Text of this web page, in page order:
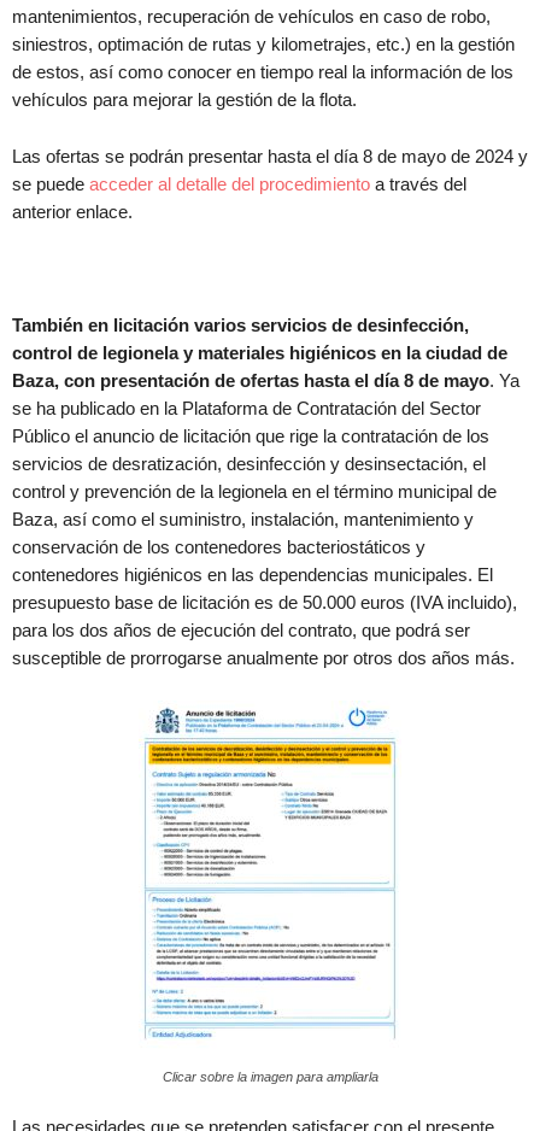
mantenimientos, recuperación de vehículos en caso de robo,
siniestros, optimación de rutas y kilometrajes, etc.) en la gestión
de estos, así como conocer en tiempo real la información de los
vehículos para mejorar la gestión de la flota.
Las ofertas se podrán presentar hasta el día 8 de mayo de 2024 y
se puede acceder al detalle del procedimiento a través del
anterior enlace.
También en licitación varios servicios de desinfección,
control de legionela y materiales higiénicos en la ciudad de
Baza, con presentación de ofertas hasta el día 8 de mayo. Ya
se ha publicado en la Plataforma de Contratación del Sector
Público el anuncio de licitación que rige la contratación de los
servicios de desratización, desinfección y desinsectación, el
control y prevención de la legionela en el término municipal de
Baza, así como el suministro, instalación, mantenimiento y
conservación de los contenedores bacteriostáticos y
contenedores higiénicos en las dependencias municipales. El
presupuesto base de licitación es de 50.000 euros (IVA incluido),
para los dos años de ejecución del contrato, que podrá ser
susceptible de prorrogarse anualmente por otros dos años más.
Clicar sobre la imagen para ampliarla
Las necesidades que se pretenden satisfacer con el presente